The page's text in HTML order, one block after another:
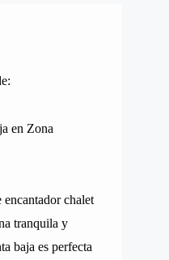
en Zona
encantador chalet
tranquila y
baja es perfecta